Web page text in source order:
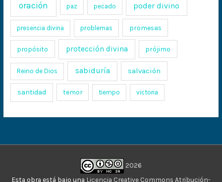
oración paz pecado poder divino
presencia divina problemas promesas
propósito protección divina prójimo
Reino de Dios sabiduría salvación
santidad temor tiempo victoria
2026
Esta obra está bajo una Licencia Creative Commons Atribución-